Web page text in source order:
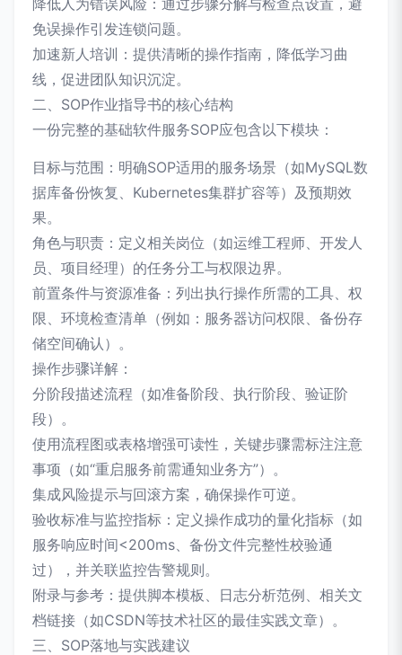
免误操作引发连锁问题。
加速新人培训：提供清晰的操作指南，降低学习曲
线，促进团队知识沉淀。
二、SOP作业指导书的核心结构
一份完整的基础软件服务SOP应包含以下模块：
目标与范围：明确SOP适用的服务场景（如MySQL数
据库备份恢复、Kubernetes集群扩容等）及预期效
果。
角色与职责：定义相关岗位（如运维工程师、开发人
员、项目经理）的任务分工与权限边界。
前置条件与资源准备：列出执行操作所需的工具、权
限、环境检查清单（例如：服务器访问权限、备份存
储空间确认）。
操作步骤详解：
分阶段描述流程（如准备阶段、执行阶段、验证阶
段）。
使用流程图或表格增强可读性，关键步骤需标注注意
事项（如“重启服务前需通知业务方”）。
集成风险提示与回滚方案，确保操作可逆。
验收标准与监控指标：定义操作成功的量化指标（如
服务响应时间<200ms、备份文件完整性校验通
过），并关联监控告警规则。
附录与参考：提供脚本模板、日志分析范例、相关文
档链接（如CSDN等技术社区的最佳实践文章）。
三、SOP落地与实践建议